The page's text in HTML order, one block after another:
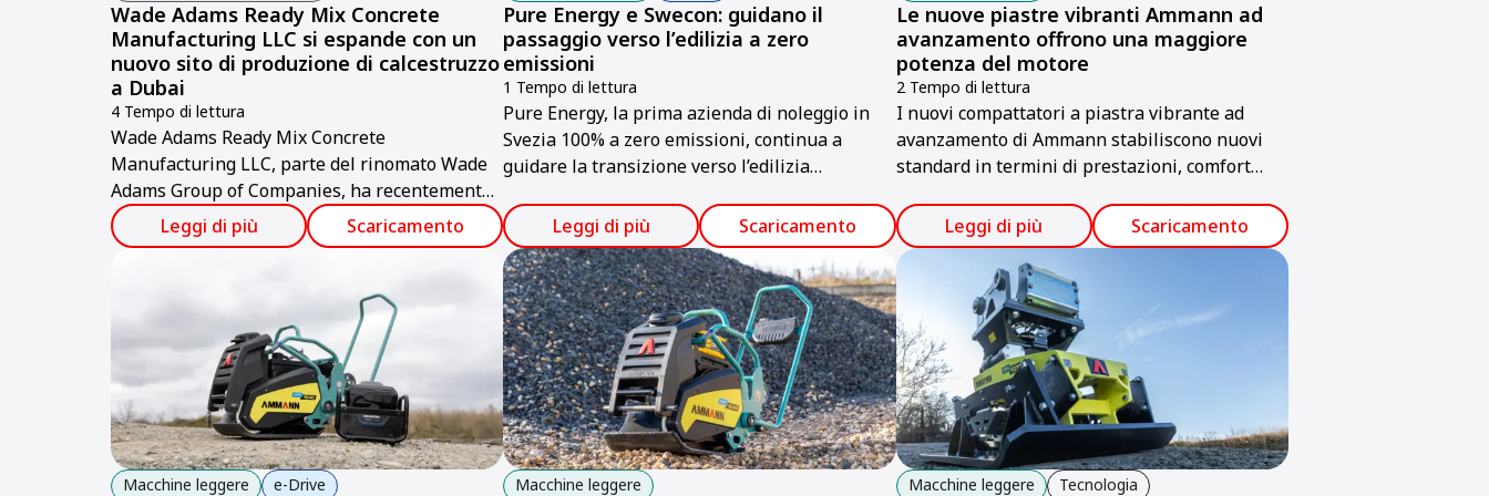
Wade Adams Ready Mix Concrete
Manufacturing LLC si espande con un
nuovo sito di produzione di calcestruzzo
a Dubai
4 Tempo di lettura
Wade Adams Ready Mix Concrete
Manufacturing LLC, parte del rinomato Wade
Adams Group of Companies, ha recentemente
messo in funzione un nuovo impianto di
produzione di calcestruzzo all’avanguardia a
Leggi di più Scaricamento
Pure Energy e Swecon: guidano il
passaggio verso l’edilizia a zero
emissioni
1 Tempo di lettura
Pure Energy, la prima azienda di noleggio in
Svezia 100% a zero emissioni, continua a
guidare la transizione verso l’edilizia
l’azienda offre solo macchine e attrezzatura
elettrica a noleggio.
Leggi di più Scaricamento
Le nuove piastre vibranti Ammann ad
avanzamento offrono una maggiore
potenza del motore
2 Tempo di lettura
I nuovi compattatori a piastra vibrante ad
avanzamento di Ammann stabiliscono nuovi
standard in termini di prestazioni, comfort
Leggi di più
Scaricamento
Macchine leggere e-Drive Macchine leggere Macchine leggere Tecnologia